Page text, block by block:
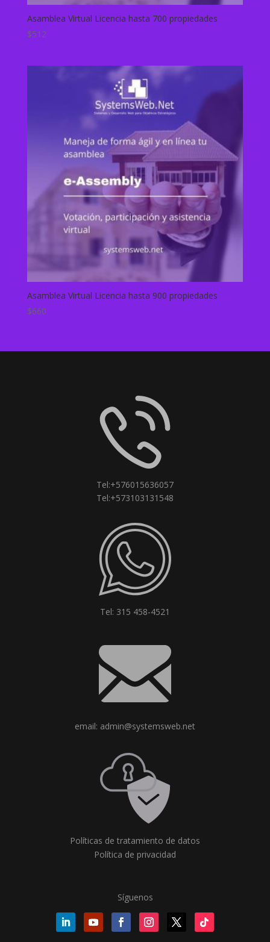
Asamblea Virtual Licencia hasta 700 propiedades
$512
Asamblea Virtual Licencia hasta 900 propiedades
$660
Tel:+576015636057
Tel:+573103131548
Tel: 315 458-4521
email: admin@systemsweb.net
Políticas de tratamiento de datos
Política de privacidad
Síguenos